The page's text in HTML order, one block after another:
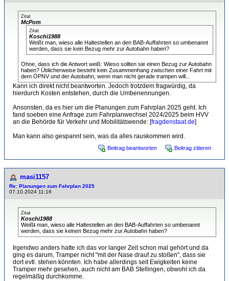
Zitat
McPom
Zitat
Koschi1988
Weißt man, wieso alle Haltestellen an den BAB-Auffahrten so umbenannt
werden, dass sie kein Bezug mehr zur Autobahn haben?
Ohne, dass ich die Antwort weiß: Wieso sollten sie einen Bezug zur Autobahn
haben? Üblicherweise besteht kein Zusammenhang zwischen einer Fahrt mit
dem ÖPNV und der Autobahn, wenn man nicht gerade trampen will...
Kann ich direkt nicht beantworten. Jedoch trotzdem fragwürdig, da
hierdurch Kosten entstehen, durch die Umbenennungen.
Ansonsten, da es hier um die Planungen zum Fahrplan 2025 geht. Ich
fand soeben eine Anfrage zum Fahrplanwechsel 2024/2025 beim HVV
an die Behörde für Verkehr und Mobilitätswende: [fragdenstaat.de]
Man kann also gespannt sein, was da alles rauskommen wird.
Beitrag beantworten Beitrag zitieren
masi1157
Re: Planungen zum Fahrplan 2025
07.10.2024 11:16
Zitat
Koschi1988
Weißt man, wieso alle Haltestellen an den BAB-Auffahrten so umbenannt
werden, dass sie keinen Bezug mehr zur Autobahn haben?
Irgendwo anders hatte ich das vor langer Zeit schon mal gehört und da
ging es darum, Tramper nicht "mit der Nase drauf zu stoßen", dass sie
dort evtl. stehen könnten. Ich habe allerdings seit Ewigkeiten keine
Tramper mehr gesehen, auch nicht am BAB Stellingen, obwohl ich da
regelmäßig durchkomme.